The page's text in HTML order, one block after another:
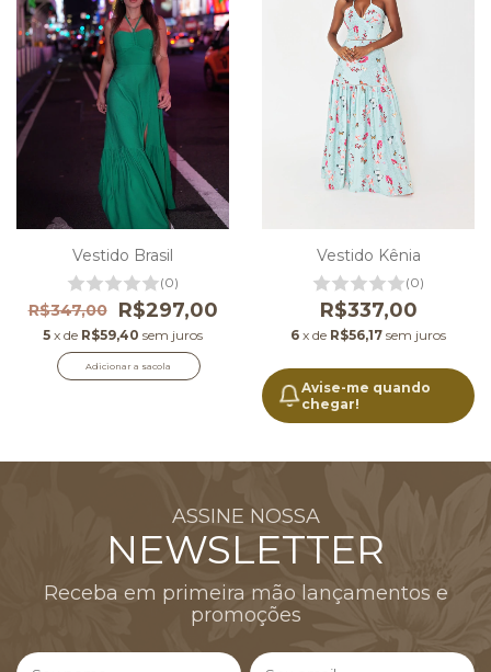
Vestido Brasil
(0)
R$347,00 R$297,00
5 x de R$59,40 sem juros
Adicionar a sacola
Vestido Kênia
(0)
R$337,00
6 x de R$56,17 sem juros
Avise-me quando
chegar!
ASSINE NOSSA
NEWSLETTER
Receba em primeira mão lançamentos e
promoções